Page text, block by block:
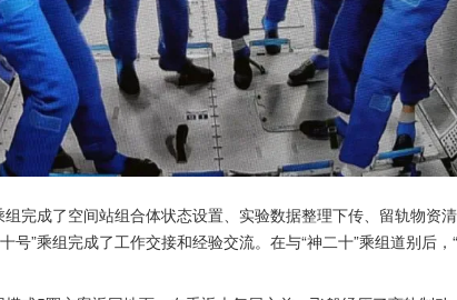
组完成了空间站组合体状态设置、实验数据整理下传、留轨物资
号”乘组完成了工作交接和经验交流。在与“神二十”乘组道别后，